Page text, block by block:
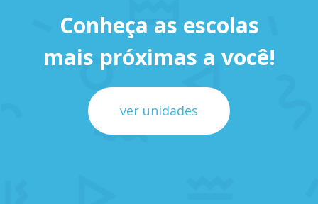
Conheça as escolas
mais próximas a você!
ver unidades